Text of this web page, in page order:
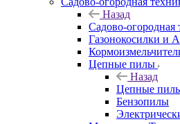
Назад
Садово-огородная
Газонокосилки и
Цепные пилы
Назад
Цепные
Бензопилы